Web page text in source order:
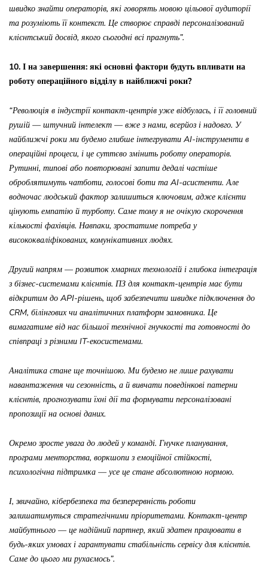
швидко знайти операторів, які говорять мовою цільової аудиторії
та розуміють її контекст. Це створює справді персоналізований
клієнтський досвід, якого сьогодні всі прагнуть”.
10. І на завершення: які основні фактори будуть впливати на
роботу операційного відділу в найближчі роки?
“Революція в індустрії контакт-центрів уже відбулась, і її головний
рушій — штучний інтелект — вже з нами, всерйоз і надовго. У
найближчі роки ми будемо глибше інтегрувати AI-інструменти в
операційні процеси, і це суттєво змінить роботу операторів.
Рутинні, типові або повторювані запити дедалі частіше
оброблятимуть чатботи, голосові боти та AI-асистенти. Але
водночас людський фактор залишиться ключовим, адже клієнти
цінують емпатію й турботу. Саме тому я не очікую скорочення
кількості фахівців. Навпаки, зростатиме потреба у
висококваліфікованих, комунікативних людях.
Другий напрям — розвиток хмарних технологій і глибока інтеграція
з бізнес-системами клієнтів. ПЗ для контакт-центрів має бути
відкритим до API-рішень, щоб забезпечити швидке підключення до
CRM, білінгових чи аналітичних платформ замовника. Це
вимагатиме від нас більшої технічної гнучкості та готовності до
співпраці з різними IT-екосистемами.
Аналітика стане ще точнішою. Ми будемо не лише рахувати
навантаження чи сезонність, а й вивчати поведінкові патерни
клієнтів, прогнозувати їхні дії та формувати персоналізовані
пропозиції на основі даних.
Окремо зросте увага до людей у команді. Гнучке планування,
програми менторства, воркшопи з емоційної стійкості,
психологічна підтримка — усе це стане абсолютною нормою.
І, звичайно, кібербезпека та безперервність роботи
залишатимуться стратегічними пріоритетами. Контакт-центр
майбутнього — це надійний партнер, який здатен працювати в
будь-яких умовах і гарантувати стабільність сервісу для клієнтів.
Саме до цього ми рухаємось”.